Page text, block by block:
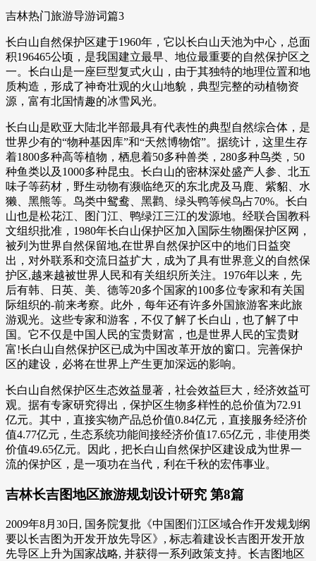
吉林热门旅游导游词篇3
长白山自然保护区建于1960年，它以长白山天池为中心，总面
积196465公顷，是我国建立最早、地位最重要的自然保护区之
一。长白山是一座巨型复式火山，由于其独特的地理位置和地
质构造，形成了神奇壮观的火山地貌，典型完整的动植物资
源，富有北国情趣的冰雪风光。
长白山是欧亚大陆北半部最具有代表性的典型自然综合体，是
世界少有的“物种基因库”和“天然博物馆”。据统计，这里生存
着1800多种高等植物，栖息着50多种兽类，280多种鸟类，50
种鱼类以及1000多种昆虫。长白山的密林深处盛产人参、北五
味子等药材，野生动物有濒临绝灭的东北虎及马鹿、紫貂、水
獭、黑熊等。鸟类中鸳鸯、黑鹳、绿头鸭等候鸟占70%。长白
山也是松花江、图门江、鸭绿江三江的发源地。经联合国教科
文组织批准，1980年长白山保护区加入国际生物圈保护区网，
被列为世界自然保留地,在世界自然保护区中的地们日益突
出，对外联系和交流日益扩大，成为了具有世界意义的自然保
护区,越来越被世界人民和有关组织所关注。1976年以来，先
后有韩、日英、美、德等20多个国家的100多位专家和有关国
际组织的-前来考察。此外，每年还有许多外国旅游客来此旅
游观光。这些专家和游客，不仅了解了长白山，也了解了中
国。它不仅是中国人民的宝贵财富，也是世界人民的宝贵财
富!长白山自然保护区已成为中国改革开放的窗口。完善保护
区的建设，必将在世界上产生更加深远的影响。
长白山自然保护区生态效益显著，社会效益巨大，经济效益可
观。据有专家研究得出，保护区生物多样性的总价值为72.91
亿元。其中，直接实物产品总价值0.84亿元，直接服务经济价
值4.77亿元，生态系统功能间接经济价值17.65亿元，非使用类
价值49.65亿元。因此，把长白山自然保护区建设成为世界一
流的保护区，是一项功在当代，利在千秋的宏伟事业。
吉林长吉图地区旅游规划设计研究 第8篇
2009年8月30日, 国务院复批《中国图们江区域合作开发规划纲
要以长吉图为开发开放先导区》, 标志着建设长吉图开发开放
先导区上升为国家战略, 并获得一系列政策支持。长吉图地区